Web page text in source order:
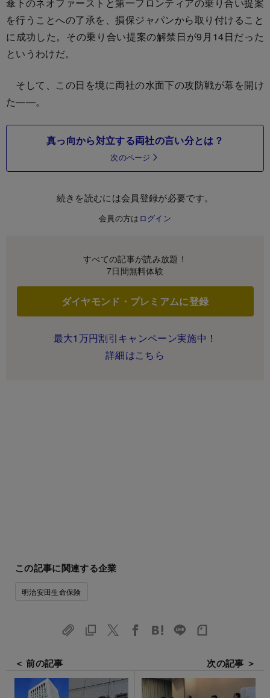
を行うことへの了承を、損保ジャパンから取り付けること
に成功した。その乗り合い提案の解禁日が9月14日だった
というわけだ。
そして、この日を境に両社の水面下の攻防戦が幕を開け
た――。
真っ向から対立する両社の言い分とは？
次のページ
続きを読むには会員登録が必要です。
会員の方は ログイン
すべての記事が読み放題！
7日間無料体験
ダイヤモンド・プレミアムに登録
最大1万円割引キャンペーン実施中！
詳細はこちら
この記事に関連する企業
明治安田生命保険
＜ 前の記事 次の記事 ＞